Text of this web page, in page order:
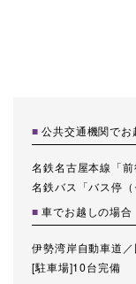
公共交通機関でお
名鉄名古屋本線「
名鉄バス「バス停
車でお越しの場合
伊勢湾岸自動車道
[駐車場]10台完備